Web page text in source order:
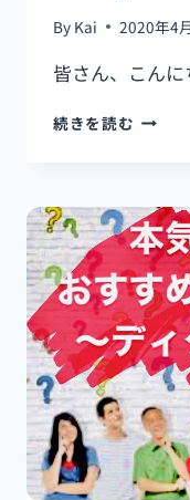
費
セ
×
ト
ラ
リ
ア
～
学
生
ビ
ザ
編
～
By Kai 2020年4
皆さん、こん
続きを読む
日
本
に
格
安
で
電
話
を
掛
け
る
方